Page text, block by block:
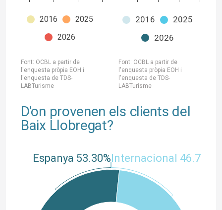
2016
2025
2026
2016
2025
2026
Font: OCBL a partir de
l'enquesta pròpia EOH i
l'enquesta de TDS-
LABTurisme
Font: OCBL a partir de
l'enquesta pròpia EOH i
l'enquesta de TDS-
LABTurisme
D'on provenen els clients del
Baix Llobregat?
Espanya 53.30%Internacional 46.70%